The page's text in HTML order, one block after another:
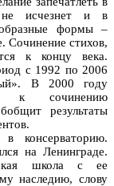
исчезнет и в
формы –
Сочинение стихов,
к концу века.
с 1992 по 2006
В 2000 году
к сочинению
результаты
консерваторию.
на Ленинграде.
школа с ее
наследию, слову